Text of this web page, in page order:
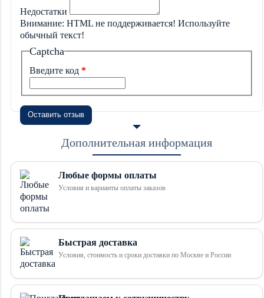
Недостатки
Внимание: HTML не поддерживается! Используйте
обычный текст!
Captcha
Введите код
Оставить отзыв
Дополнительная информация
Любые формы оплаты
Условия и варианты оплаты заказов
Быстрая доставка
Условия, стоимость и сроки доставки по Москве и России